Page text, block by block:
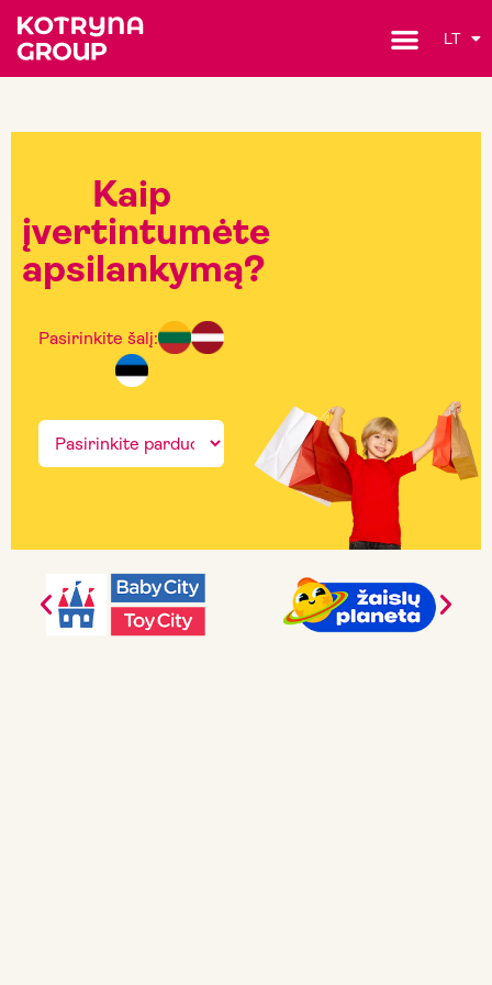
LT
Kaip
įvertintumėte
apsilankymą?
Pasirinkite šalį: